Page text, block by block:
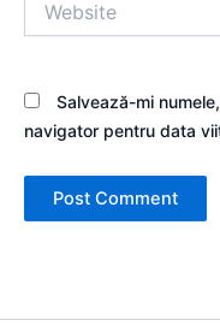
Salvează-mi
navigator pentru data